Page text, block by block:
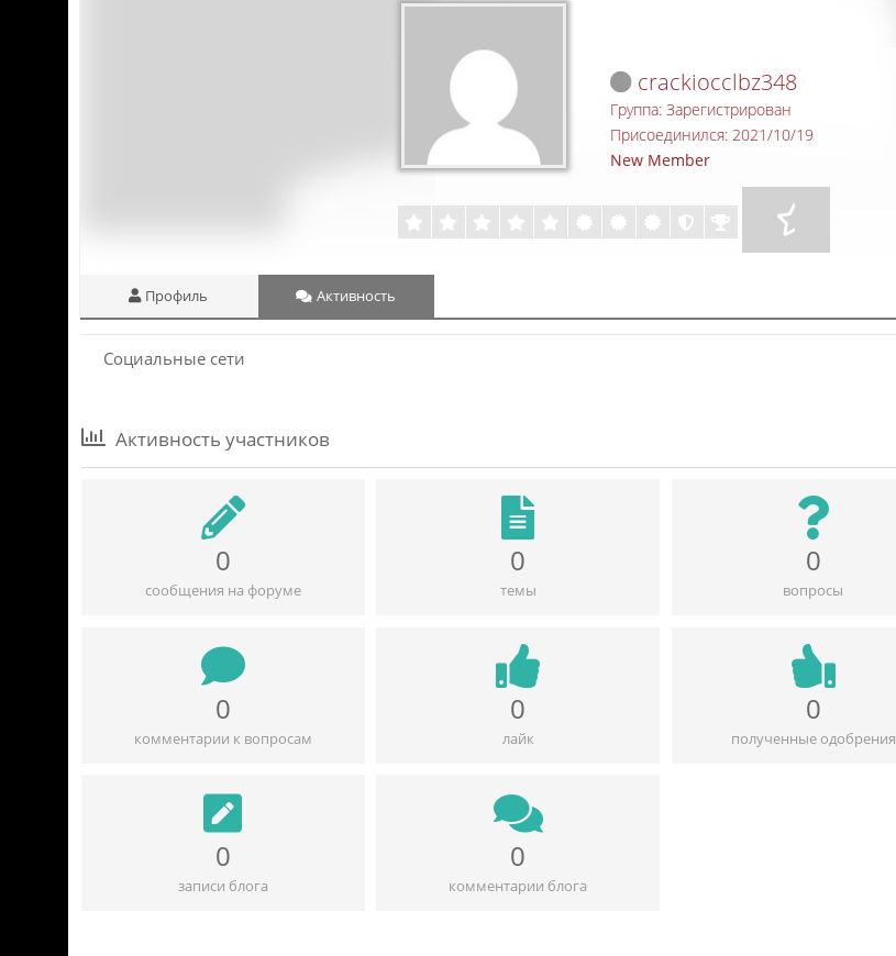
crackiocclbz348
Группа: Зарегистрирован
Присоединился: 2021/10/19
New Member
Профиль Активность
Социальные сети
Активность участников
0
сообщения на форуме
0
темы
0
вопросы
0
комментарии к вопросам
0
лайк
0
полученные одобрения
0
записи блога
0
комментарии блога